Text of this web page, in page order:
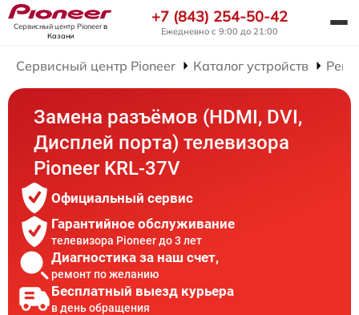
Сервисный центр Pioneerв
Казани
+7 (843) 254-50-42
Ежедневно с 9:00 до 21:00
Сервисный центр Pioneer Каталог устройств
Замена разъёмов (HDMI, DVI,
Дисплей порта) телевизора
Pioneer KRL-37V
Официальный сервис
Гарантийное обслуживание
телевизора Pioneer до 3 лет
Диагностика за наш счет,
ремонт по желанию
Бесплатный выезд курьера
в день обращения